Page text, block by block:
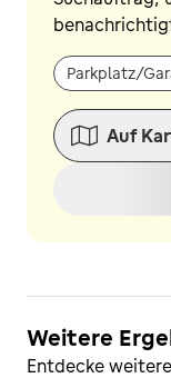
Parkplatz/
Auf
Weitere
Entdecke